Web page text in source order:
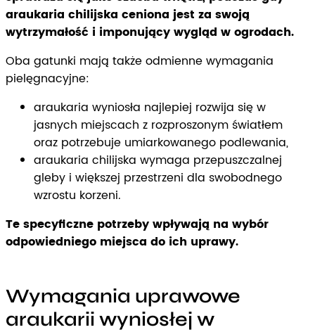
araukaria chilijska ceniona jest za swoją
wytrzymałość i imponujący wygląd w ogrodach.
Oba gatunki mają także odmienne wymagania
pielęgnacyjne:
araukaria wyniosła najlepiej rozwija się w
jasnych miejscach z rozproszonym światłem
oraz potrzebuje umiarkowanego podlewania,
araukaria chilijska wymaga przepuszczalnej
gleby i większej przestrzeni dla swobodnego
wzrostu korzeni.
Te specyficzne potrzeby wpływają na wybór
odpowiedniego miejsca do ich uprawy.
Wymagania uprawowe
araukarii wyniosłej w